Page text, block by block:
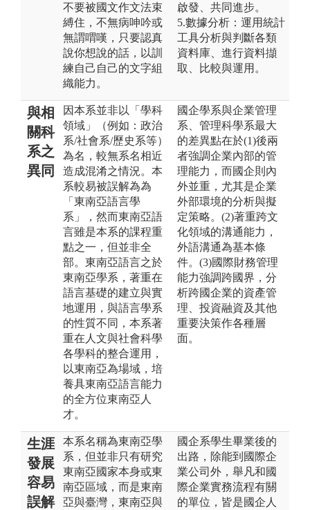
不要被國文作文法束
縛住，不無病呻吟或
無謂喟嘆，只要認真
說你想說的話，以訓
練自己自己的文字組
織能力。
啟發、共同進步。
5.數據分析：運用統計
工具分析與判斷各類
資料庫、進行資料擷
取、比較與運用。
與相
關科
系之
異同
因本系並非以「學科
領域」（例如：政治
系/社會系/歷史系等）
為名，較無系名相近
造成混淆之情況。本
系較易被誤解為為
「東南亞語言學
系」，然而東南亞語
言雖是本系的課程重
點之一，但並非全
部。東南亞語言之於
東南亞學系，著重在
語言基礎的建立與實
地運用，與語言學系
的性質不同，本系著
重在人文與社會科學
各學科的整合運用，
以東南亞為場域，培
養具東南亞語言能力
的全方位東南亞人
才。
國企學系與企業管理
系、管理科學系最大
的差異點在於(1)後兩
者強調企業內部的管
理能力，而國企則內
外並重，尤其是企業
外部環境的分析與擬
定策略。(2)著重跨文
化領域的溝通能力，
外語溝通為基本條
件。(3)國際財務管理
能力強調跨國界，分
析跨國企業的資產管
理、投資融資及其他
重要決策作各種層
面。
生涯
發展
容易
誤解
本系名稱為東南亞學
系，但並非只有研究
東南亞國家本身或東
南亞區域，而是東南
亞與臺灣，東南亞與
國企系學生畢業後的
出路，除能到國際企
業公司外，舉凡和國
際企業實務流程有關
的單位，皆是國企人